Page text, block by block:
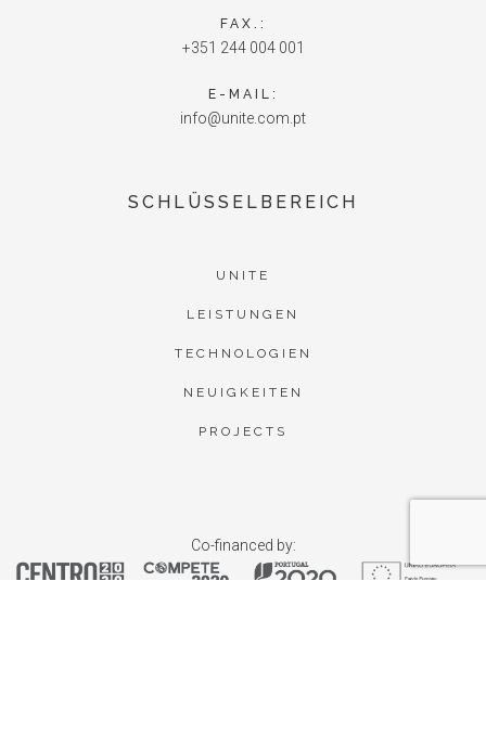
FAX.:
+351 244 004 001
E-MAIL:
info@unite.com.pt
SCHLÜSSELBEREICH
UNITE
LEISTUNGEN
TECHNOLOGIEN
NEUIGKEITEN
PROJECTS
Co-financed by: